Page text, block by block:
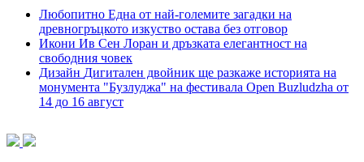
Любопитно Една от най-големите загадки на
древногръцкото изкуство остава без отговор
Икони Ив Сен Лоран и дръзката елегантност на
свободния човек
Дизайн Дигитален двойник ще разкаже историята на
монумента "Бузлуджа" на фестивала Open Buzludzha от
14 до 16 август